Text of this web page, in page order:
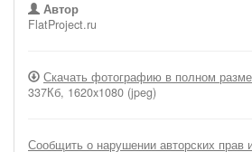
Автор
FlatProject.ru
Скачать фотографию в полном
337Кб, 1620x1080 (jpeg)
Сообщить о нарушении авторских прав